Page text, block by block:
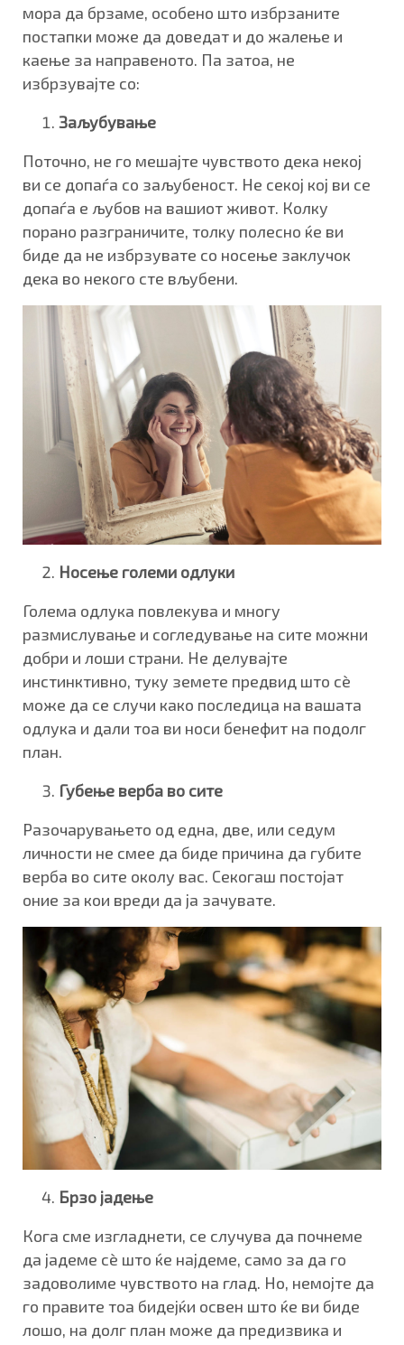
мора да брзаме, особено што избрзаните
постапки може да доведат и до жалење и
каење за направеното. Па затоа, не
избрзувајте со:
Заљубување
Поточно, не го мешајте чувството дека некој
ви се допаѓа со заљубеност. Не секој кој ви се
допаѓа е љубов на вашиот живот. Колку
порано разграничите, толку полесно ќе ви
биде да не избрзувате со носење заклучок
дека во некого сте вљубени.
Носење големи одлуки
Голема одлука повлекува и многу
размислување и согледување на сите можни
добри и лоши страни. Не делувајте
инстинктивно, туку земете предвид што сè
може да се случи како последица на вашата
одлука и дали тоа ви носи бенефит на подолг
план.
Губење верба во сите
Разочарувањето од една, две, или седум
личности не смее да биде причина да губите
верба во сите околу вас. Секогаш постојат
оние за кои вреди да ја зачувате.
Брзо јадење
Кога сме изгладнети, се случува да почнеме
да јадеме сè што ќе најдеме, само за да го
задоволиме чувството на глад. Но, немојте да
го правите тоа бидејќи освен што ќе ви биде
лошо, на долг план може да предизвика и